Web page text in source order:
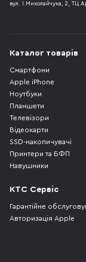
вул. І.Миколайчука, 2, ТЦ
Каталог товарів
Смартфони
Apple iPhone
Ноутбуки
Планшети
Телевізори
Відеокарти
SSD-накопичувачі
Принтери та БФП
Навушники
КТС Сервіс
Гарантійне
Авторизація Apple